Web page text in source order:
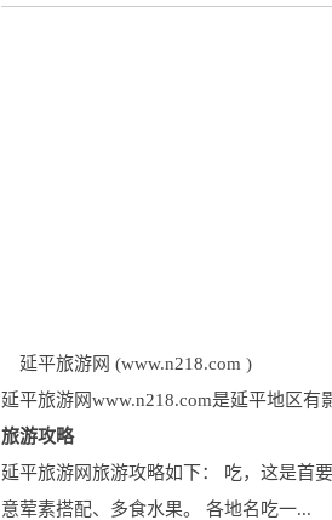
延平旅游网 (www.n218.com )
延平旅游网www.n218.com是延平地区
旅游攻略
延平旅游网旅游攻略如下： 吃，这是首
意荤素搭配、多食水果。 各地名吃一...